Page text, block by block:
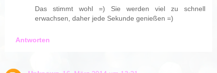
Das stimmt wohl =) Sie werden viel zu schnell
erwachsen, daher jede Sekunde genießen =)
Antworten